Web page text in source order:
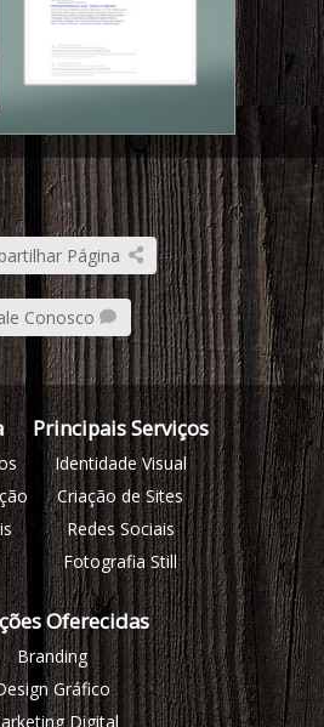
Página
Conosco
Principais Serviços
Identidade Visual
Criação de Sites
Redes Sociais
Fotografia Still
Oferecidas
Branding
Gráfico
Digital